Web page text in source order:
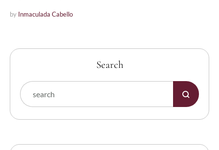
by Inmaculada Cabello
Search